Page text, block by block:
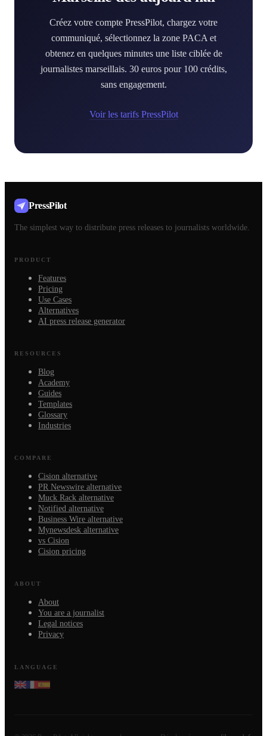
Créez votre compte PressPilot, chargez votre
communiqué, sélectionnez la zone PACA et
obtenez en quelques minutes une liste ciblée de
journalistes marseillais. 30 euros pour 100 crédits,
sans engagement.
Voir les tarifs PressPilot
PressPilot
The simplest way to distribute press releases to journalists worldwide.
PRODUCT
Features
Pricing
Use Cases
Alternatives
AI press release generator
RESOURCES
Blog
Academy
Guides
Templates
Glossary
Industries
COMPARE
Cision alternative
PR Newswire alternative
Muck Rack alternative
Notified alternative
Business Wire alternative
Mynewsdesk alternative
vs Cision
Cision pricing
ABOUT
About
You are a journalist
Legal notices
Privacy
LANGUAGE